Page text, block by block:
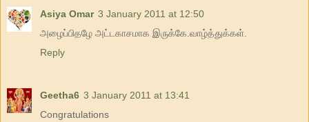
Asiya Omar 3 January 2011 at 12:50
அழைப்பிதழே அட்டகாசமாக இருக்கே.வாழ்த்துக்கள்.
Reply
Geetha6 3 January 2011 at 13:41
Congratulations